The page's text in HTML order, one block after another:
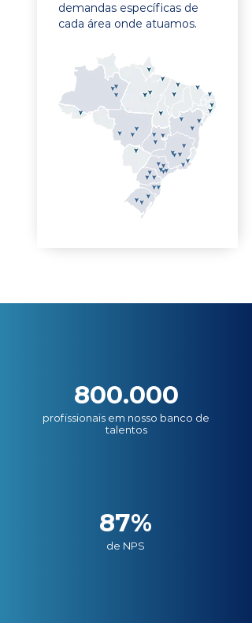
demandas específicas de
cada área onde atuamos.
800.000
profissionais em nosso banco de
talentos
87%
de NPS